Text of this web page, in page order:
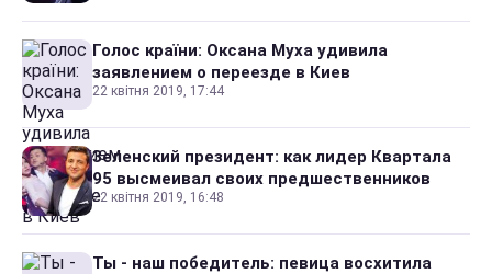
Голос країни: Оксана Муха удивила
заявлением о переезде в Киев
22 квітня 2019, 17:44
Зеленский президент: как лидер Квартала
95 высмеивал своих предшественников
22 квітня 2019, 16:48
Ты - наш победитель: певица восхитила